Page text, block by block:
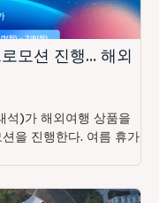
모션 진행… 해외
)가 해외여행 상품을
션을 진행한다. 여름 휴가